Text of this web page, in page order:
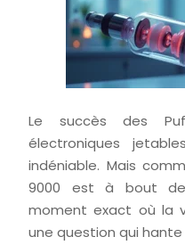
Le succès des
électroniques
indéniable. Mais
9000 est à bout
moment exact où la
une question qui